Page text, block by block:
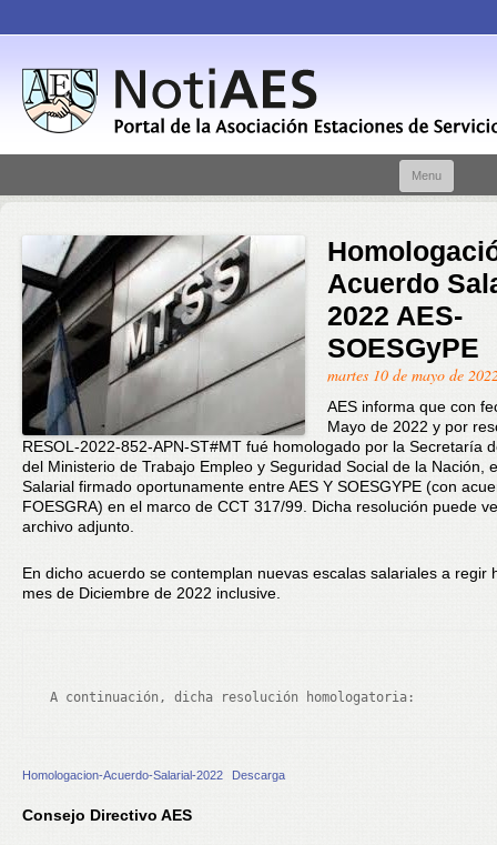
Menu
Acuerdo
2022 AES-
SOESGyPE
martes 10 de mayo de
AES informa que con
Mayo de 2022 y por
RESOL-2022-852-APN-ST#MT fué homologado por la Secretaría
del Ministerio de Trabajo Empleo y Seguridad Social de la Nación,
Salarial firmado oportunamente entre AES Y SOESGYPE (con
FOESGRA) en el marco de CCT 317/99. Dicha resolución puede
archivo adjunto.
En dicho acuerdo se contemplan nuevas escalas salariales a regir
mes de Diciembre de 2022 inclusive.
A continuación, dicha resolución homologatoria:
Homologacion-Acuerdo-Salarial-2022 Descarga
Consejo Directivo AES